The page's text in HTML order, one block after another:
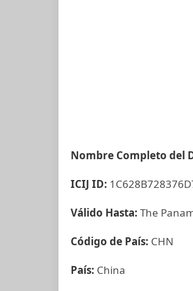
Nombre Completo del
ICIJ ID:
Válido Hasta: The
Código de País: CHN
País: China